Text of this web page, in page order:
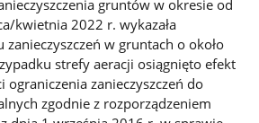
gruntów w okresie od
kwietnia 2022 r. wykazała
zanieczyszczeń w gruntach o około
strefy aeracji osiągnięto efekt
ograniczenia zanieczyszczeń do
zgodnie z rozporządzeniem